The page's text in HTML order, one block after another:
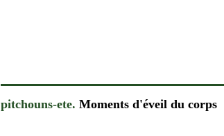
pitchouns-ete. Moments d'éveil du corps